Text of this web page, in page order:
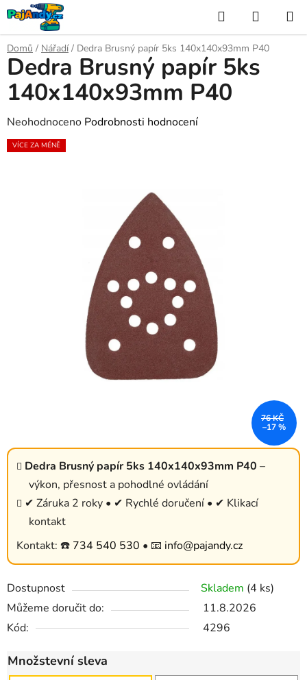
Přejít
na
obsah
Hledat
KOŠÍK
Domů / Nářadí / Dedra Brusný papír 5ks 140x140x93mm P40
Dedra Brusný papír 5ks 140x140x93mm P40 –
výkon, přesnost a pohodlné ovládání
✔ Záruka 2 roky • ✔ Rychlé doručení • ✔ Klikací
kontakt
Kontakt: ☎️ 734 540 530 • 📧 info@pajandy.cz
Dostupnost Skladem (4 ks)
Můžeme doručit do:
11.8.2026
Kód:
4296
Množstevní sleva
Dedra Brusný papír 5ks
140x140x93mm P40
Průměrné
hodnocení
Neohodnoceno Podrobnosti hodnocení
VÍCE ZA MÉNĚ
76 KČ
–17 %